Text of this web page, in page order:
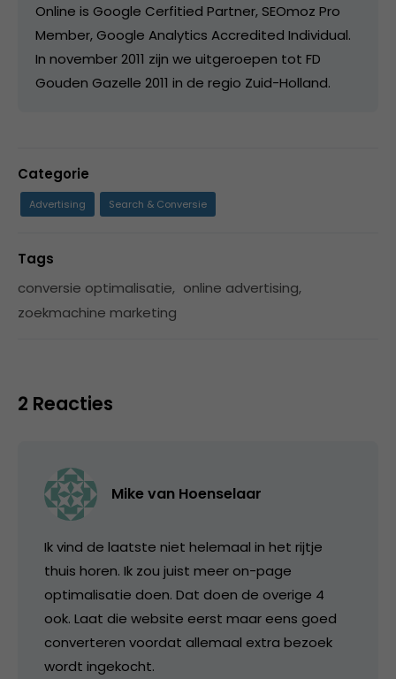
Online is Google Cerfitied Partner, SEOmoz Pro
Member, Google Analytics Accredited Individual.
In november 2011 zijn we uitgeroepen tot FD
Gouden Gazelle 2011 in de regio Zuid-Holland.
Categorie
Advertising Search & Conversie
Tags
conversie optimalisatie, online advertising,
zoekmachine marketing
2 Reacties
Mike van Hoenselaar
Ik vind de laatste niet helemaal in het rijtje
thuis horen. Ik zou juist meer on-page
optimalisatie doen. Dat doen de overige 4
ook. Laat die website eerst maar eens goed
converteren voordat allemaal extra bezoek
wordt ingekocht.